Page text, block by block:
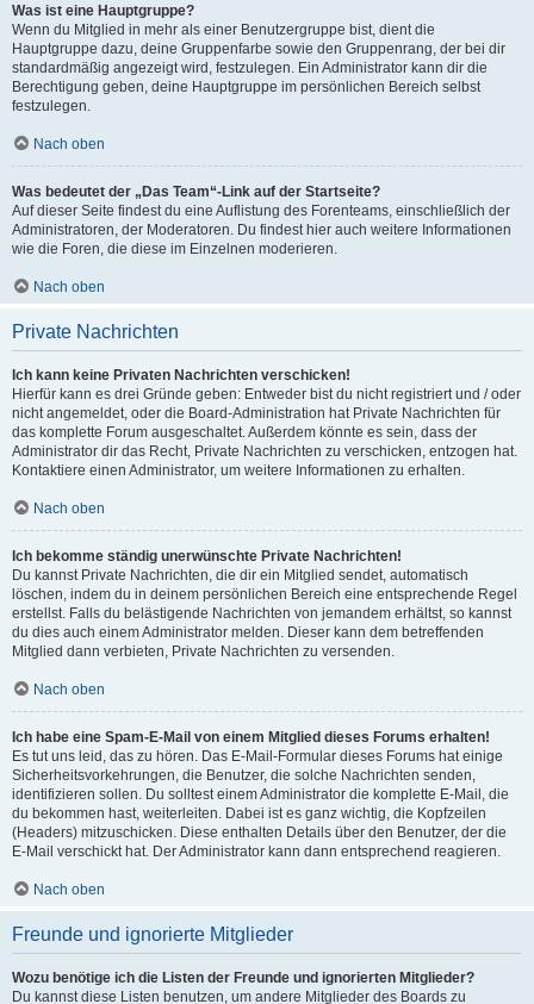
Was ist eine Hauptgruppe?
Wenn du Mitglied in mehr als einer Benutzergruppe bist, dient die
Hauptgruppe dazu, deine Gruppenfarbe sowie den Gruppenrang, der bei dir
standardmäßig angezeigt wird, festzulegen. Ein Administrator kann dir die
Berechtigung geben, deine Hauptgruppe im persönlichen Bereich selbst
festzulegen.
Nach oben
Was bedeutet der „Das Team“-Link auf der Startseite?
Auf dieser Seite findest du eine Auflistung des Forenteams, einschließlich der
Administratoren, der Moderatoren. Du findest hier auch weitere Informationen
wie die Foren, die diese im Einzelnen moderieren.
Nach oben
Private Nachrichten
Ich kann keine Privaten Nachrichten verschicken!
Hierfür kann es drei Gründe geben: Entweder bist du nicht registriert und / oder
nicht angemeldet, oder die Board-Administration hat Private Nachrichten für
das komplette Forum ausgeschaltet. Außerdem könnte es sein, dass der
Administrator dir das Recht, Private Nachrichten zu verschicken, entzogen hat.
Kontaktiere einen Administrator, um weitere Informationen zu erhalten.
Nach oben
Ich bekomme ständig unerwünschte Private Nachrichten!
Du kannst Private Nachrichten, die dir ein Mitglied sendet, automatisch
löschen, indem du in deinem persönlichen Bereich eine entsprechende Regel
erstellst. Falls du belästigende Nachrichten von jemandem erhältst, so kannst
du dies auch einem Administrator melden. Dieser kann dem betreffenden
Mitglied dann verbieten, Private Nachrichten zu versenden.
Nach oben
Ich habe eine Spam-E-Mail von einem Mitglied dieses Forums erhalten!
Es tut uns leid, das zu hören. Das E-Mail-Formular dieses Forums hat einige
Sicherheitsvorkehrungen, die Benutzer, die solche Nachrichten senden,
identifizieren sollen. Du solltest einem Administrator die komplette E-Mail, die
du bekommen hast, weiterleiten. Dabei ist es ganz wichtig, die Kopfzeilen
(Headers) mitzuschicken. Diese enthalten Details über den Benutzer, der die
E-Mail verschickt hat. Der Administrator kann dann entsprechend reagieren.
Nach oben
Freunde und ignorierte Mitglieder
Wozu benötige ich die Listen der Freunde und ignorierten Mitglieder?
Du kannst diese Listen benutzen, um andere Mitglieder des Boards zu